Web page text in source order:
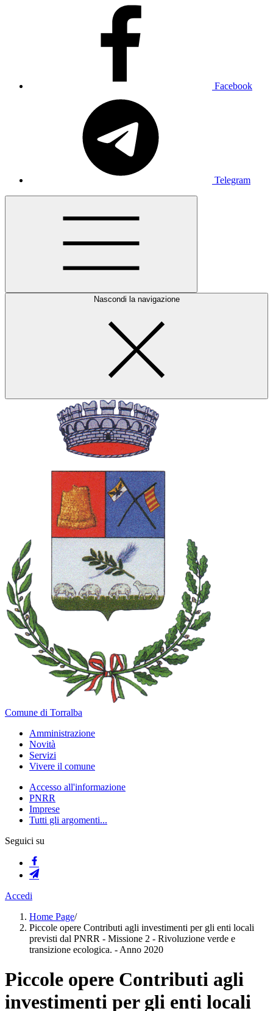
Facebook
Telegram
Nascondi la navigazione
Comune di Torralba
Amministrazione
Novità
Servizi
Vivere il comune
Accesso all'informazione
PNRR
Imprese
Tutti gli argomenti...
Seguici su
Accedi
Home Page/
Piccole opere Contributi agli investimenti per gli enti locali
previsti dal PNRR - Missione 2 - Rivoluzione verde e
transizione ecologica. - Anno 2020
Piccole opere Contributi agli
investimenti per gli enti locali